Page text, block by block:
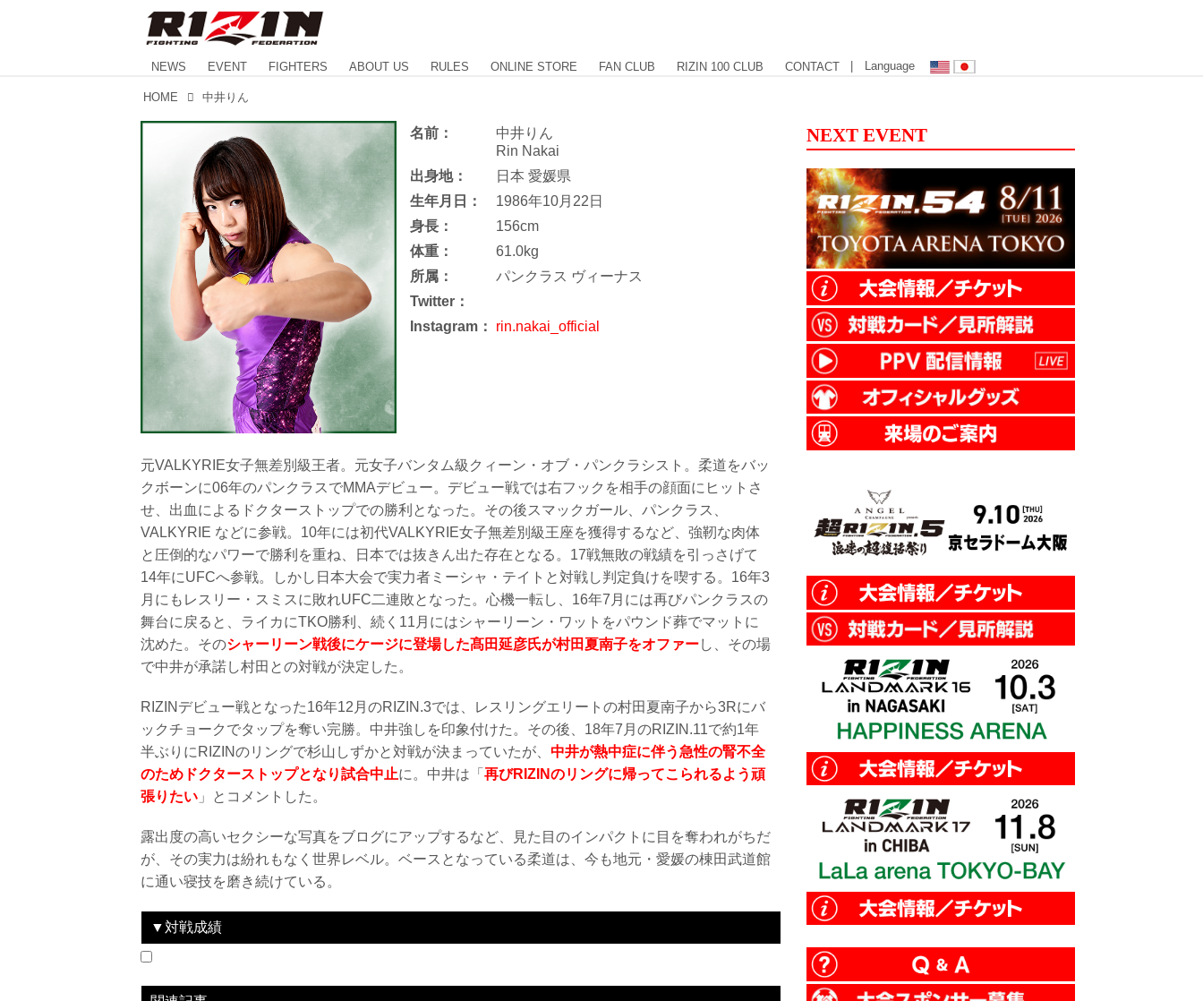
NEWS EVENT FIGHTERS ABOUT US RULES ONLINE STORE FAN CLUB RIZIN 100 CLUB CONTACT | Language
HOME 中井りん
名前：
中井りん
Rin Nakai
出身地：
日本 愛媛県
生年月日：
1986年10月22日
身長：
156cm
体重：
61.0kg
所属：
パンクラス ヴィーナス
Twitter：
Instagram：
rin.nakai_official
元VALKYRIE女子無差別級王者。元女子バンタム級クィーン・オブ・パンクラシスト。柔道をバッ
クボーンに06年のパンクラスでMMAデビュー。デビュー戦では右フックを相手の顔面にヒットさ
せ、出血によるドクターストップでの勝利となった。その後スマックガール、パンクラス、
VALKYRIE などに参戦。10年には初代VALKYRIE女子無差別級王座を獲得するなど、強靭な肉体
と圧倒的なパワーで勝利を重ね、日本では抜きん出た存在となる。17戦無敗の戦績を引っさげて
14年にUFCへ参戦。しかし日本大会で実力者ミーシャ・テイトと対戦し判定負けを喫する。16年3
月にもレスリー・スミスに敗れUFC二連敗となった。心機一転し、16年7月には再びパンクラスの
舞台に戻ると、ライカにTKO勝利、続く11月にはシャーリーン・ワットをパウンド葬でマットに
沈めた。そのシャーリーン戦後にケージに登場した髙田延彦氏が村田夏南子をオファーし、その場
で中井が承諾し村田との対戦が決定した。
RIZINデビュー戦となった16年12月のRIZIN.3では、レスリングエリートの村田夏南子から3Rにバ
ックチョークでタップを奪い完勝。中井強しを印象付けた。その後、18年7月のRIZIN.11で約1年
半ぶりにRIZINのリングで杉山しずかと対戦が決まっていたが、 中井が熱中症に伴う急性の腎不全
のためドクターストップとなり試合中止に。中井は「 再びRIZINのリングに帰ってこられるよう頑
張りたい 」とコメントした。
露出度の高いセクシーな写真をブログにアップするなど、見た目のインパクトに目を奪われがちだ
が、その実力は紛れもなく世界レベル。ベースとなっている柔道は、今も地元・愛媛の棟田武道館
に通い寝技を磨き続けている。
▼対戦成績
NEXT EVENT